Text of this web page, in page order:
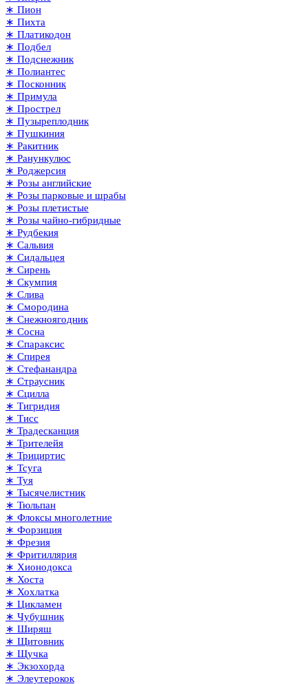
∗ Пион
∗ Пихта
∗ Платикодон
∗ Подбел
∗ Подснежник
∗ Полиантес
∗ Посконник
∗ Примула
∗ Прострел
∗ Пузыреплодник
∗ Пушкиния
∗ Ракитник
∗ Ранункулюс
∗ Роджерсия
∗ Розы английские
∗ Розы парковые и шрабы
∗ Розы плетистые
∗ Розы чайно-гибридные
∗ Рудбекия
∗ Сальвия
∗ Сидальцея
∗ Сирень
∗ Скумпия
∗ Слива
∗ Смородина
∗ Снежноягодник
∗ Сосна
∗ Спараксис
∗ Спирея
∗ Стефанандра
∗ Страусник
∗ Сцилла
∗ Тигридия
∗ Тисс
∗ Традесканция
∗ Трителейя
∗ Трициртис
∗ Тсуга
∗ Туя
∗ Тысячелистник
∗ Тюльпан
∗ Флоксы многолетние
∗ Форзиция
∗ Фрезия
∗ Фритиллярия
∗ Хионодокса
∗ Хоста
∗ Хохлатка
∗ Цикламен
∗ Чубушник
∗ Ширяш
∗ Щитовник
∗ Щучка
∗ Экзохорда
∗ Элеутерокок